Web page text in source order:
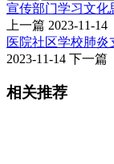
宣传部门学习文化
上一篇 2023-11-14
医院社区学校肺炎
2023-11-14 下一篇
相关推荐